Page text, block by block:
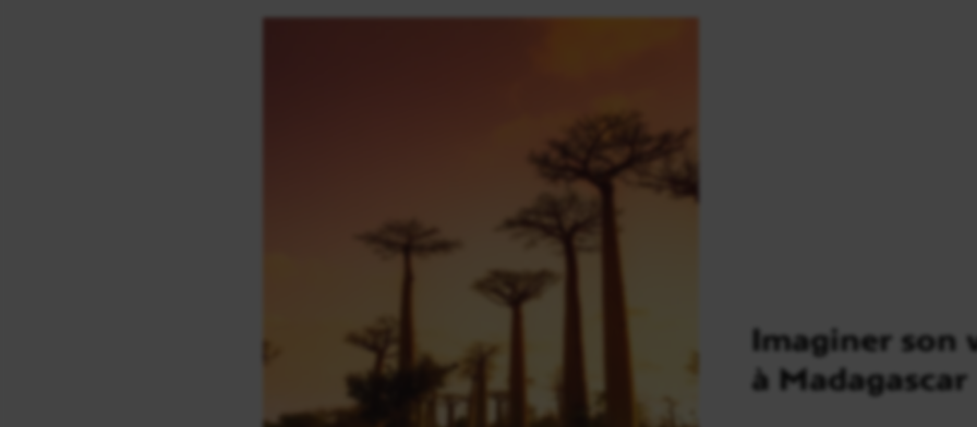
Imaginer son
à Madagascar